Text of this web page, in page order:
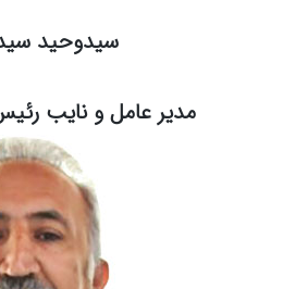
سیدوحید
مدیر عامل و نایب